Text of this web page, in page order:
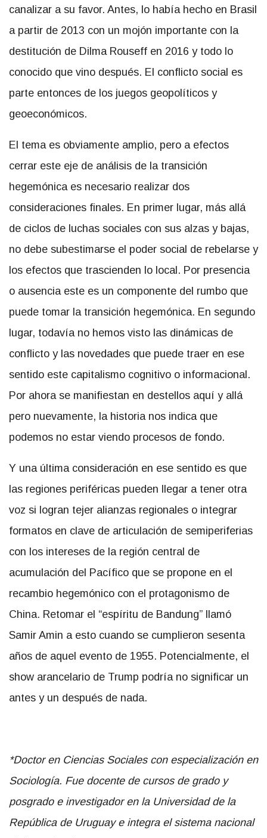
canalizar a su favor. Antes, lo había hecho en Brasil
a partir de 2013 con un mojón importante con la
destitución de Dilma Rouseff en 2016 y todo lo
conocido que vino después. El conflicto social es
parte entonces de los juegos geopolíticos y
geoeconómicos.
El tema es obviamente amplio, pero a efectos
cerrar este eje de análisis de la transición
hegemónica es necesario realizar dos
consideraciones finales. En primer lugar, más allá
de ciclos de luchas sociales con sus alzas y bajas,
no debe subestimarse el poder social de rebelarse y
los efectos que trascienden lo local. Por presencia
o ausencia este es un componente del rumbo que
puede tomar la transición hegemónica. En segundo
lugar, todavía no hemos visto las dinámicas de
conflicto y las novedades que puede traer en ese
sentido este capitalismo cognitivo o informacional.
Por ahora se manifiestan en destellos aquí y allá
pero nuevamente, la historia nos indica que
podemos no estar viendo procesos de fondo.
Y una última consideración en ese sentido es que
las regiones periféricas pueden llegar a tener otra
voz si logran tejer alianzas regionales o integrar
formatos en clave de articulación de semiperiferias
con los intereses de la región central de
acumulación del Pacífico que se propone en el
recambio hegemónico con el protagonismo de
China. Retomar el “espíritu de Bandung” llamó
Samir Amin a esto cuando se cumplieron sesenta
años de aquel evento de 1955. Potencialmente, el
show arancelario de Trump podría no significar un
antes y un después de nada.
*Doctor en Ciencias Sociales con especialización en
Sociología. Fue docente de cursos de grado y
posgrado e investigador en la Universidad de la
República de Uruguay e integra el sistema nacional